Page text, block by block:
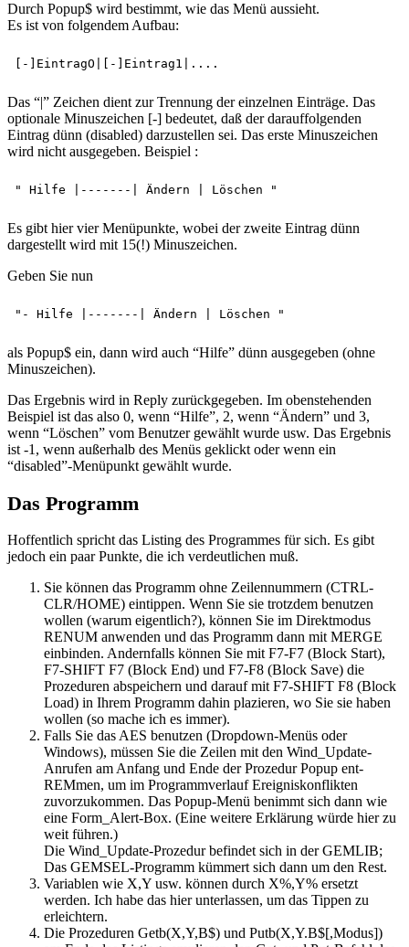
Durch Popup$ wird bestimmt, wie das Menü aussieht.
Es ist von folgendem Aufbau:
Das “|” Zeichen dient zur Trennung der einzelnen Einträge. Das
optionale Minuszeichen [-] bedeutet, daß der darauffolgenden
Eintrag dünn (disabled) darzustellen sei. Das erste Minuszeichen
wird nicht ausgegeben. Beispiel :
Es gibt hier vier Menüpunkte, wobei der zweite Eintrag dünn
dargestellt wird mit 15(!) Minuszeichen.
Geben Sie nun
als Popup$ ein, dann wird auch “Hilfe” dünn ausgegeben (ohne
Minuszeichen).
Das Ergebnis wird in Reply zurückgegeben. Im obenstehenden
Beispiel ist das also 0, wenn “Hilfe”, 2, wenn “Ändern” und 3,
wenn “Löschen” vom Benutzer gewählt wurde usw. Das Ergebnis
ist -1, wenn außerhalb des Menüs geklickt oder wenn ein
“disabled”-Menüpunkt gewählt wurde.
Das Programm
Hoffentlich spricht das Listing des Programmes für sich. Es gibt
jedoch ein paar Punkte, die ich verdeutlichen muß.
Sie können das Programm ohne Zeilennummern (CTRL-
CLR/HOME) eintippen. Wenn Sie sie trotzdem benutzen
wollen (warum eigentlich?), können Sie im Direktmodus
RENUM anwenden und das Programm dann mit MERGE
einbinden. Andernfalls können Sie mit F7-F7 (Block Start),
F7-SHIFT F7 (Block End) und F7-F8 (Block Save) die
Prozeduren abspeichern und darauf mit F7-SHIFT F8 (Block
Load) in Ihrem Programm dahin plazieren, wo Sie sie haben
wollen (so mache ich es immer).
Falls Sie das AES benutzen (Dropdown-Menüs oder
Windows), müssen Sie die Zeilen mit den Wind_Update-
Anrufen am Anfang und Ende der Prozedur Popup ent-
REMmen, um im Programmverlauf Ereigniskonflikten
zuvorzukommen. Das Popup-Menü benimmt sich dann wie
eine Form_Alert-Box. (Eine weitere Erklärung würde hier zu
weit führen.)
Die Wind_Update-Prozedur befindet sich in der GEMLIB;
Das GEMSEL-Programm kümmert sich dann um den Rest.
Variablen wie X,Y usw. können durch X%,Y% ersetzt
werden. Ich habe das hier unterlassen, um das Tippen zu
erleichtern.
Die Prozeduren Getb(X,Y,B$) und Putb(X,Y.B$[,Modus])